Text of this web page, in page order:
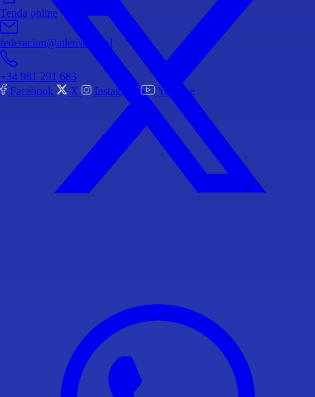
Tenda online
federacion@atletismo.gal
+34 981 291 683
Facebook
X Instagram Youtube